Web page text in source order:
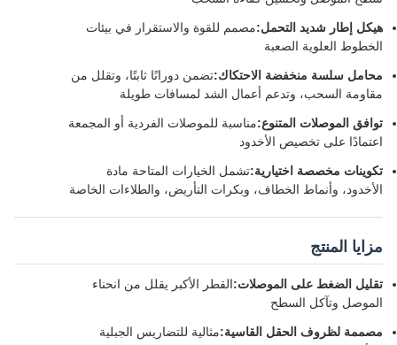
هيكل إطار شديد التحمل:مصمم للقوة والاستقرار في بيئات
الخطوط العلوية الصعبة
محامل سلسة منخفضة الاحتكاك:تضمن دورانًا ثابتًا، وتقلل من
مقاومة السحب، وتدعم أعمال الشد لمسافات طويلة
توافق الموصلات المتنوع:مناسبة للموصلات الفردية أو المجمعة
اعتمادًا على تخصيص الأخدود
تكوينات مخصصة اختيارية:تشمل الخيارات المتاحة مادة
الأخدود، وأنماط الخطاف، وبكرات التأريض، والطلاءات الخاصة
مزايا المنتج
تقليل الضغط على الموصلات:القطر الأكبر يقلل من انحناء
الموصل وتآكل السطح
مصممة لظروف الحقل القاسية:مثالية للتضاريس الجبلية